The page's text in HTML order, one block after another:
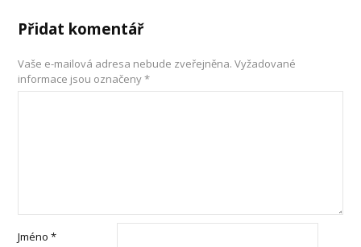
Přidat komentář
Vaše e-mailová adresa nebude zveřejněna. Vyžadované
informace jsou označeny*
Jméno*